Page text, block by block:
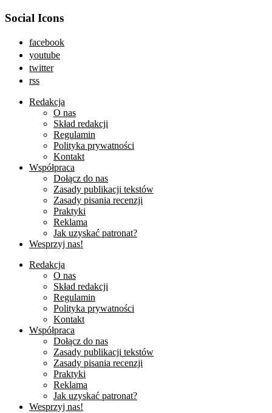
Social Icons
facebook
youtube
twitter
rss
Redakcja
O nas
Skład redakcji
Regulamin
Polityka prywatności
Kontakt
Współpraca
Dołącz do nas
Zasady publikacji tekstów
Zasady pisania recenzji
Praktyki
Reklama
Jak uzyskać patronat?
Wesprzyj nas!
Redakcja
O nas
Skład redakcji
Regulamin
Polityka prywatności
Kontakt
Współpraca
Dołącz do nas
Zasady publikacji tekstów
Zasady pisania recenzji
Praktyki
Reklama
Jak uzyskać patronat?
Wesprzyj nas!